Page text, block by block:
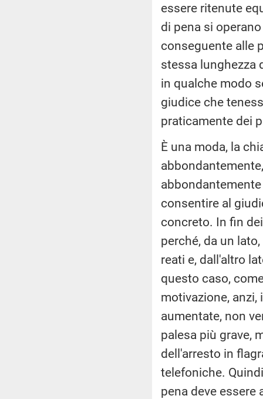
essere ritenute
di pena si
conseguente alle
stessa lunghezza
in qualche modo
giudice che
praticamente dei
È una moda, la
consentire al
concreto. In fin
perché, da un
reati e, dall'altro
questo caso,
motivazione,
aumentate, non
palesa più grave,
dell'arresto in
telefoniche.
pena deve essere